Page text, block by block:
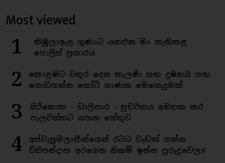
Most viewed
1
කිඹුලාඇළ ගුණාට යනඑන මං නැතිකළ
පොලිස් ප්‍රහාරය
2
කොළඹට වතුර දෙන කැලණි ගඟ දුෂිතයි ගඟ
ගොඩගන්න කෝටි ගාණක මෙහෙයුමක්
3
සිරිකොත - ඩාලිපාර - සුචරිතය අමතක කර
පැලවත්තට ගහන හේතුව
4
අස්වැසුමලාභීන්ගෙන් රටට වැඩක් ගන්න
විසිපන්දාහ අරගෙන නිකම් ඉන්න පුරුදුවෙලා!